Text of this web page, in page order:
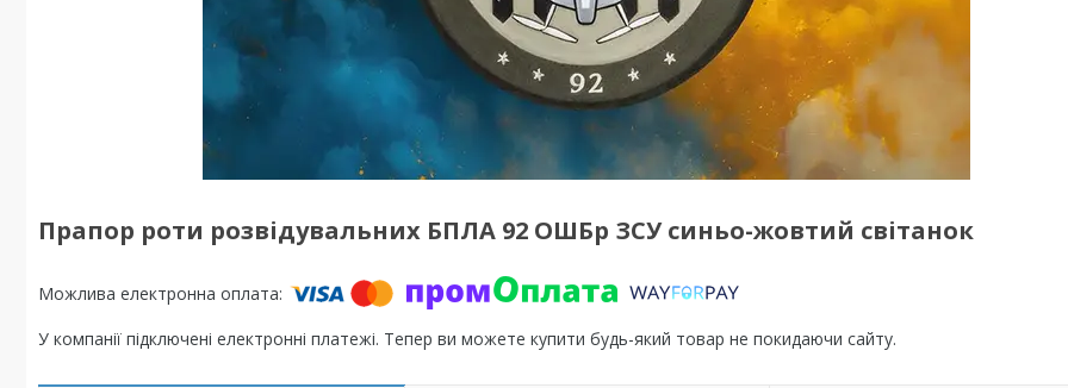
Прапор роти розвідувальних БПЛА 92 ОШБр ЗСУ синьо-жовтий світанок
У компанії підключені електронні платежі. Тепер ви можете купити будь-який товар не покидаючи сайту.